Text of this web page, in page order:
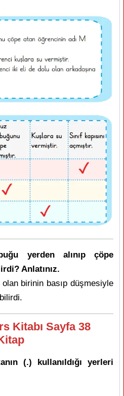
yerden alınıp çöpe
Anlatınız.
birinin basıp düşmesiyle
Kitabı Sayfa 38
(.) kullanıldığı yerleri